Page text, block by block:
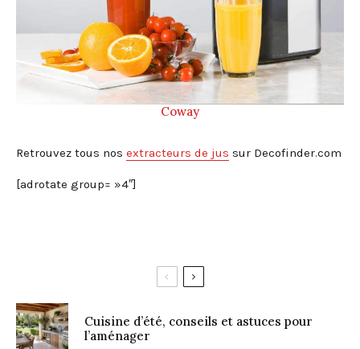
Coway
Retrouvez tous nos extracteurs de jus sur Decofinder.com
[adrotate group= »4″]
Cuisine d’été, conseils et astuces pour
l’aménager